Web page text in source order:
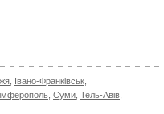
Івано-Франківськ
Суми Тель-Авів